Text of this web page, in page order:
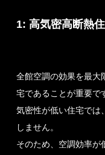
1: 高気密高断熱
全館空調の効果を最大
宅であることが重要で
気密性が低い住宅では
しません。
そのため、空調効率が